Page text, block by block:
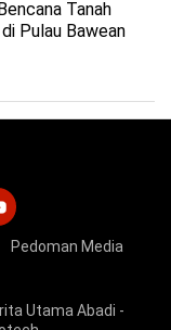
Tanah
Pulau Bawean
Pedoman Media
Utama Abadi -